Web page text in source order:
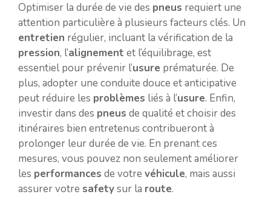
Optimiser la durée de vie des pneus requiert une
attention particulière à plusieurs facteurs clés. Un
entretien régulier, incluant la vérification de la
pression, l’alignement et l’équilibrage, est
essentiel pour prévenir l’usure prématurée. De
plus, adopter une conduite douce et anticipative
peut réduire les problèmes liés à l’usure. Enfin,
investir dans des pneus de qualité et choisir des
itinéraires bien entretenus contribueront à
prolonger leur durée de vie. En prenant ces
mesures, vous pouvez non seulement améliorer
les performances de votre véhicule, mais aussi
assurer votre safetysur la route.